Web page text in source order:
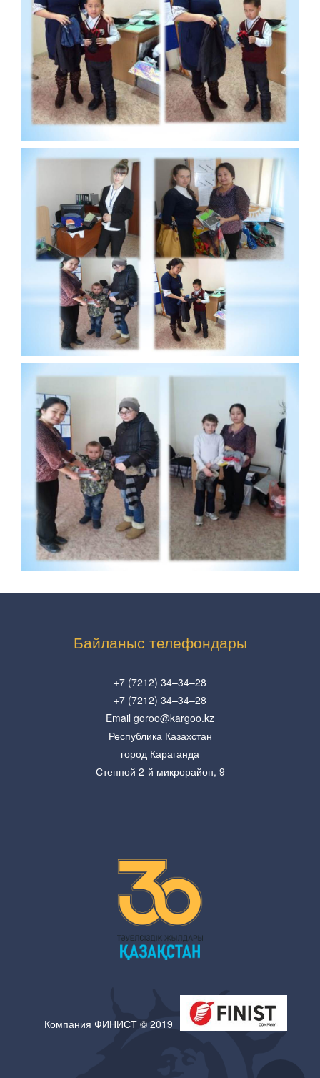
Байланыс телефондары
+7 (7212) 34–34–28
+7 (7212) 34–34–28
Email goroo@kargoo.kz
Республика Казахстан
город Караганда
Степной 2-й микрорайон, 9
Компания ФИНИСТ © 2019